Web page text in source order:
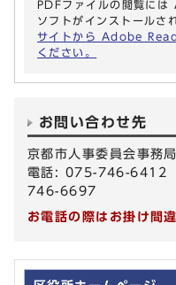
PDFファイルの閲覧に
ソフトがインストールさ
サイトから Adobe
ください。
お問い合わせ先
京都市人事委員会事務局
電話: 075-746-6412
746-6697
お電話の際はお掛け間